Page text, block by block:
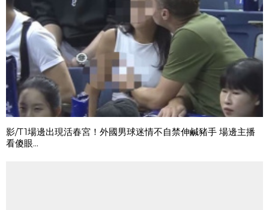
影/T1場邊出現活春宮！外國男球迷情不自禁伸鹹豬手 場邊主播
看傻眼...